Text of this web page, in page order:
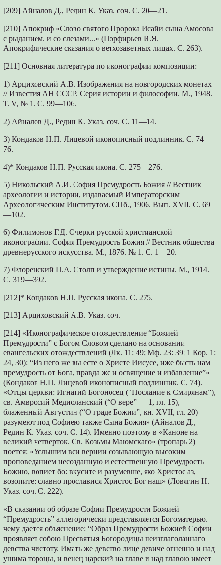
[209] Айналов Д., Редин К. Указ. соч. С. 20—21.
[210] Апокриф «Слово святого Пророка Исайи сына Амосова
с рыданием. и со слезами...» (Порфирьев И.Я.
Апокрифические сказания о ветхозаветных лицах. С. 263).
[211] Основная литература по иконографии композиции:
1) Арциховский А.В. Изображения на новгородских монетах
// Известия AН СССР. Серия истории и философии. М., 1948.
Т. V, № 1. С. 99—106.
2) Айналов Д., Редин К. Указ. соч. С. 11—14.
3) Кондаков Н.П. Лицевой иконописный подлинник. С. 74—
76.
4)* Кондаков Н.П. Русская икона. С. 275—276.
5) Никольский А.И. София Премудрость Божия // Вестник
археологии и истории, издаваемый Императорским
Археологическим Институтом. СПб., 1906. Вып. XVII. С. 69
—102.
6) Филимонов Г.Д. Очерки русской христианской
иконографии. София Премудрость Божия // Вестник общества
древнерусского искусства. М., 1876. № 1. С. 1—20.
7) Флоренский П.А. Столп и утверждение истины. М., 1914.
С. 319—392.
[212]* Кондаков Н.П. Русская икона. С. 275.
[213] Арциховский А.В. Указ. соч.
[214] «Иконографическое отождествление “Божией
Премудрости” с Богом Словом сделано на основании
евангельских отождествлений (Лк. 11: 49; Мф. 23: 39; 1 Кор. 1:
24, 30): “Из него же вы есте о Христе Иисусе, иже бысть нам
премудрость от Бога, правда же и освящение и избавление”»
(Кондаков Н.П. Лицевой иконописный подлинник. С. 74).
«Отцы церкви: Игнатий Богоносец (“Послание к Смирянам”),
св. Амвросий Медиоланский (“О вере” — 1, гл. 15),
блаженный Августин (“О граде Божии”, кн. XVII, гл. 20)
разумеют под Софиею также Сына Божия» (Айналов Д.,
Редин К. Указ. соч. С. 14). Именно поэтому в «Каноне на
великий четверток. Св. Козьмы Маюмскаго» (тропарь 2)
поется: «Услышим вси вернии созывающую высоким
проповеданием несозданную и естественную Премудрость
Божию, вопиет бо: вкусите и разумевше, яко Христос аз,
возопите: славно прославися Христос Бог наш» (Ловягин Н.
Указ. соч. С. 222).
«В сказании об образе Софии Премудрости Божией
“Премудрость” аллегорически представляется Богоматерью,
чему дается объяснение: “Образ Премудрости Божией Софии
проявляет собою Пресвятыя Богородицы неизглаголаннаго
девства чистоту. Имать же девство лице девиче огненно и над
ушима тороцы, и венец царский на главе и над главою имеет